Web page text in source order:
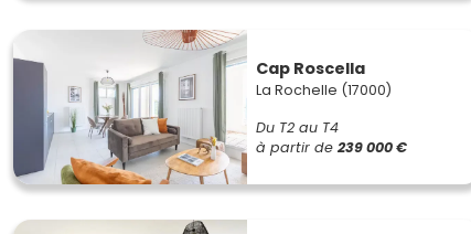
Cap Roscella
La Rochelle (17000)
Du T2 au T4
à partir de 239 000 €